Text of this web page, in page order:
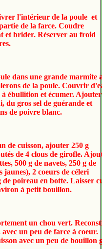
l'intérieur de la poule et
de la farce. Coudre
et brider. Réserver au froid
dans une grande marmite
de la poule. Couvrir
ébullition et écumer.
du gros sel de guérande et
de poivre blanc.
de cuisson, ajouter 250 g
de 4 clous de girofle.
500 g de navets, 250 g de
jaunes), 2 coeurs de céleri
de poireau en botte. Laisser
à petit bouillon.
un chou vert.
un peu de farce à coeur.
avec un peu de bouillon